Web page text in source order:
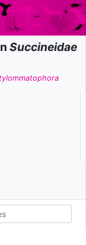
Succineidae